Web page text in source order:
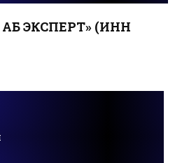
АБ ЭКСПЕРТ» (ИНН